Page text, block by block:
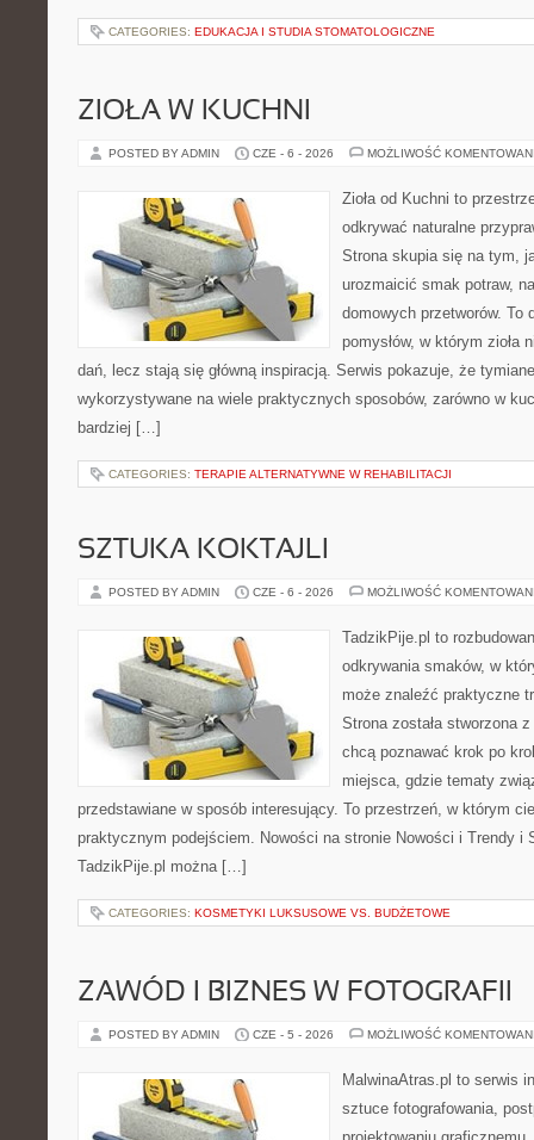
CATEGORIES: EDUKACJA I STUDIA STOMATOLOGICZNE
ZIOŁA W KUCHNI
POSTED BY ADMIN CZE - 6 - 2026 MOŻLIWOŚĆ
Zioła od Kuchni to
odkrywać naturalne
Strona skupia się na tym,
urozmaicić smak potraw,
domowych przetworów. To
pomysłów, w którym zioła
dań, lecz stają się główną inspiracją. Serwis pokazuje, że
wykorzystywane na wiele praktycznych sposobów, zarówno w
bardziej […]
CATEGORIES: TERAPIE ALTERNATYWNE W REHABILITACJI
SZTUKA KOKTAJLI
POSTED BY ADMIN CZE - 6 - 2026 MOŻLIWOŚĆ
TadzikPije.pl to
odkrywania smaków, w
może znaleźć praktyczne
Strona została stworzona
chcą poznawać krok po
miejsca, gdzie tematy
przedstawiane w sposób interesujący. To przestrzeń, w którym
praktycznym podejściem. Nowości na stronie Nowości i Trendy i
TadzikPije.pl można […]
CATEGORIES: KOSMETYKI LUKSUSOWE VS. BUDŻETOWE
ZAWÓD I BIZNES W FOTOGRAFII
POSTED BY ADMIN CZE - 5 - 2026 MOŻLIWOŚĆ
MalwinaAtras.pl to serwis
sztuce fotografowania,